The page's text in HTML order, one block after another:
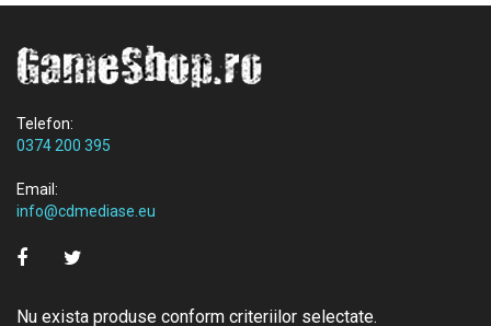
Telefon:
0374 200 395
Email:
info@cdmediase.eu
Nu exista produse conform criteriilor selectate.